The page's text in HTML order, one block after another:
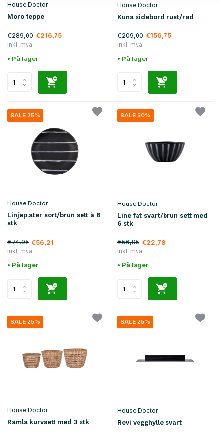
House Doctor
Moro teppe
€289,00 €216,75
Inkl. mva
• På lager
House Doctor
Kuna sidebord rust/rød
€209,00 €156,75
Inkl. mva
• På lager
SALE 25%
House Doctor
Linjeplater sort/brun sett à 6
stk
€74,95 €56,21
Inkl. mva
• På lager
SALE 60%
House Doctor
Line fat svart/brun sett med
6 stk
€56,95 €22,78
Inkl. mva
• På lager
SALE 25%
House Doctor
Ramla kurvsett med 3 stk
SALE 25%
House Doctor
Revi vegghylle svart